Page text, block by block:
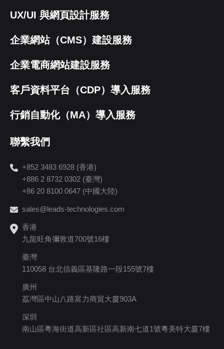
UX/UI 與網頁設計服務
企業網站（CMS）建設服務
企業電商網站建設服務
客戶資料平台（CDP）導入服務
行銷自動化（MA）導入服務
聯繫我們
+852 3483 6928 (香港)
+886 2 8732 0302 (臺灣)
+86 20 8100 0647 (中國大陸)
sales@leads-technologies.com
香港
九龍旺角彌敦道700號16樓
臺灣
110058 台北信義區基隆路一段155號7樓
廣州
荔灣區中山八路富力商貿大廈903A
深圳
南山區粵海街道高新區社區高新南七道1號粵美特大廈7樓